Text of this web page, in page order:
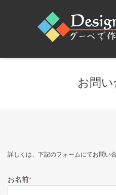
お問い
詳しくは、下記のフォームにてお問い
お名前*